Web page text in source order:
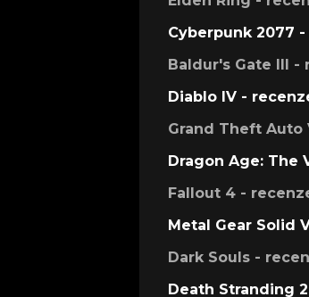
Cyberpunk 2077
Baldur's Gate III -
Diablo IV -
Grand Theft Auto
Dragon Age: The
Fallout 4 -
Metal Gear Solid
Dark Souls -
Death Stranding